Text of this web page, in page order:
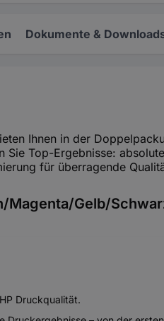
Dokumente &
Ihnen in der
Sie Top-Ergebnisse:
für überragende
Magenta/Gelb/
Druckqualität.